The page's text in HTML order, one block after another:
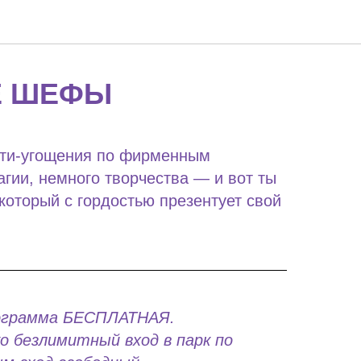
ШЕФЫ
угощения по фирменным
немного творчества — и вот ты
с гордостью презентует свой
БЕСПЛАТНАЯ.
безлимитный вход в парк по